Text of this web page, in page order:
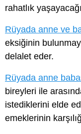
rahatlık
Rüyada anne ve
eksiğinin
delalet eder.
Rüyada anne
bireyleri ile
istediklerini elde
emeklerinin